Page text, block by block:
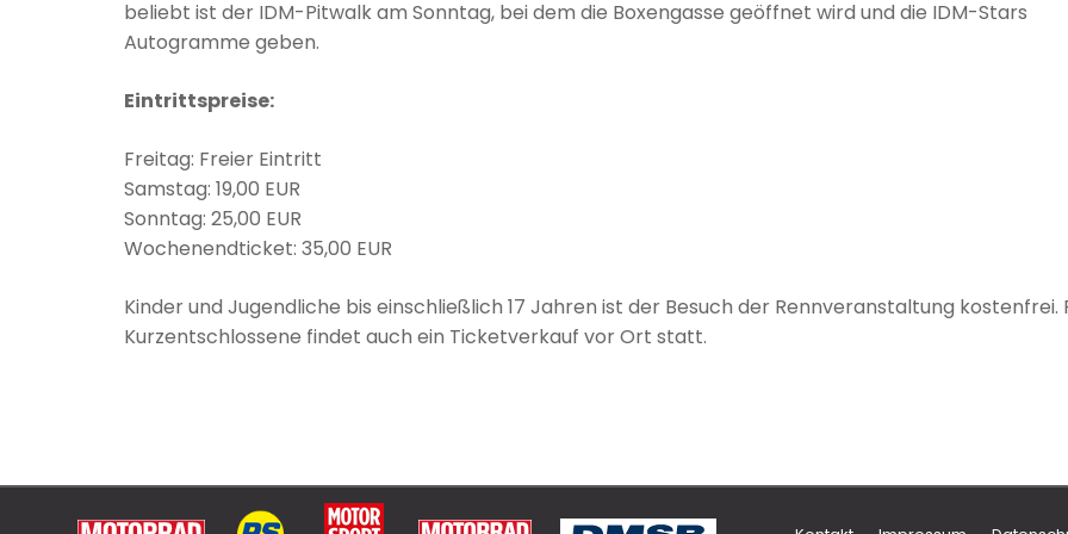
beliebt ist der IDM-Pitwalk am Sonntag, bei dem die Boxengasse geöffnet wird und die IDM-Stars
Autogramme geben.
Eintrittspreise:
Freitag: Freier Eintritt
Samstag: 19,00 EUR
Sonntag: 25,00 EUR
Wochenendticket: 35,00 EUR
Kinder und Jugendliche bis einschließlich 17 Jahren ist der Besuch der Rennveranstaltung kostenfrei.
Kurzentschlossene findet auch ein Ticketverkauf vor Ort statt.